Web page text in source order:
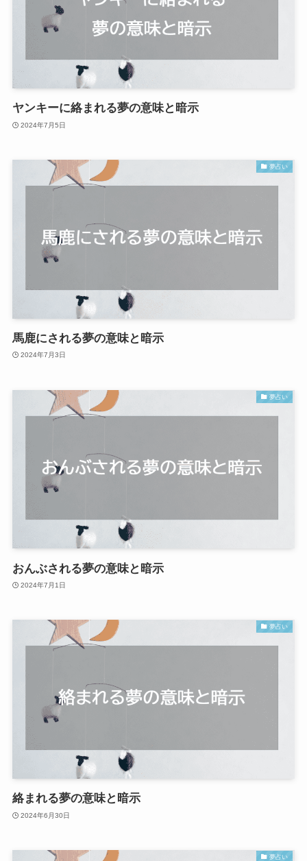
ヤンキーに絡まれる夢の意味と暗示
2024年7月5日
夢占い
馬鹿にされる夢の意味と暗示
2024年7月3日
夢占い
おんぶされる夢の意味と暗示
2024年7月1日
夢占い
絡まれる夢の意味と暗示
2024年6月30日
夢占い